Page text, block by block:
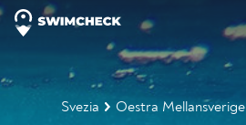
Svezia Oestra Mellansverige